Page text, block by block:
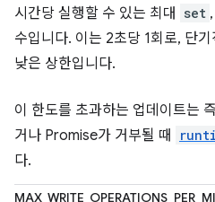
시간당 실행할 수 있는 최대 set ,
수입니다. 이는 2초당 1회로, 단
낮은 상한입니다.
이 한도를 초과하는 업데이트는
거나 Promise가 거부될 때
다.